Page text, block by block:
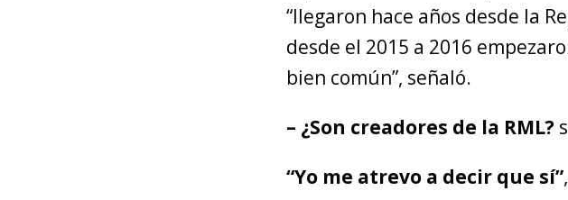
“llegaron hace años desde la
desde el 2015 a 2016
bien común”, señaló.
– ¿Son creadores de la RML?
“Yo me atrevo a decir que sí”